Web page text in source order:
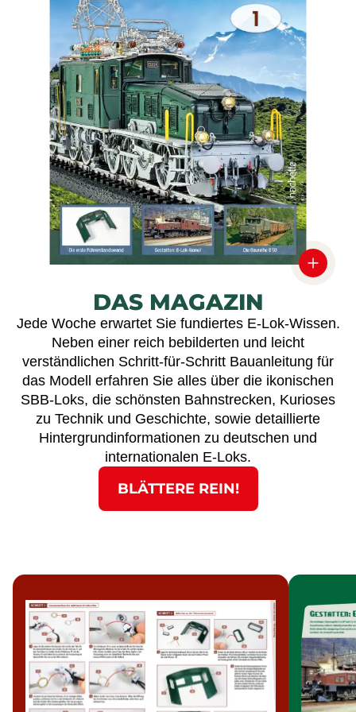
DAS MAGAZIN
Jede Woche erwartet Sie fundiertes E-Lok-Wissen.
Neben einer reich bebilderten und leicht
verständlichen Schritt-für-Schritt Bauanleitung für
das Modell erfahren Sie alles über die ikonischen
SBB-Loks, die schönsten Bahnstrecken, Kurioses
zu Technik und Geschichte, sowie detaillierte
Hintergrundinformationen zu deutschen und
internationalen E-Loks.
BLÄTTERE REIN!